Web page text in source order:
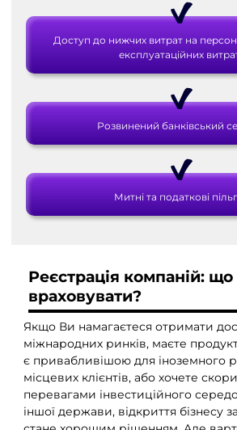
Доступ до нижчих витрат на
експлуатаційних
Розвинений банківський
Митні та податкові
Реєстрація компаній:
враховувати?
Якщо Ви намагаєтеся отримати
міжнародних ринків, маєте
є привабливішою для іноземного
місцевих клієнтів, або хочете
перевагами інвестиційного
іншої держави, відкриття бізнесу